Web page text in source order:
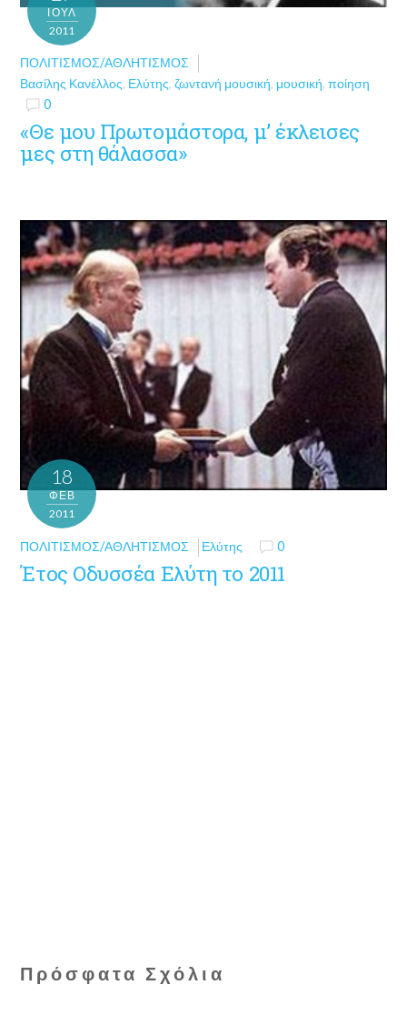
ΙΟΎΛ
2011
ΠΟΛΙΤΙΣΜΌΣ/ΑΘΛΗΤΙΣΜΌΣ
Βασίλης Κανέλλος, Ελύτης,ζωντανή μουσική, μουσική,ποίηση
0
«Θε μου Πρωτομάστορα, μ’ έκλεισες
μες στη θάλασσα»
18
ΦΕΒ
2011
ΠΟΛΙΤΙΣΜΌΣ/ΑΘΛΗΤΙΣΜΌΣ Ελύτης 0
Έτος Οδυσσέα Ελύτη το 2011
Πρόσφατα Σχόλια